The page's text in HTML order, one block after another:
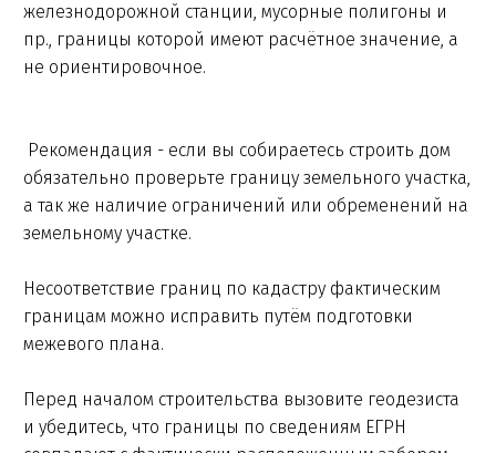
железнодорожной станции, мусорные полигоны и
пр., границы которой имеют расчётное значение, а
не ориентировочное.
Рекомендация - если вы собираетесь строить дом
обязательно проверьте границу земельного участка,
а так же наличие ограничений или обременений на
земельному участке.
Несоответствие границ по кадастру фактическим
границам можно исправить путём подготовки
межевого плана.
Перед началом строительства вызовите геодезиста
и убедитесь, что границы по сведениям ЕГРН